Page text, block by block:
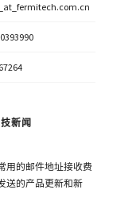
新闻
用的邮件地址接收费
送的产品更新和新